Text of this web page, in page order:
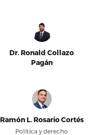
Dr. Ronald Collazo
Pagán
Ramón L. Rosario Cortés
Política y derecho